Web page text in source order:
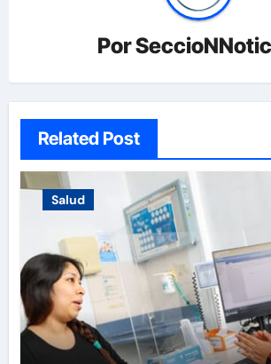
Por
Related Post
Salud